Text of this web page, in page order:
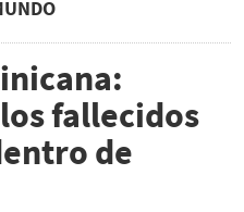
fallecidos
de